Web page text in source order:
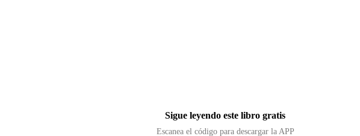
Sigue leyendo este libro gratis
Escanea el código para descargar la APP